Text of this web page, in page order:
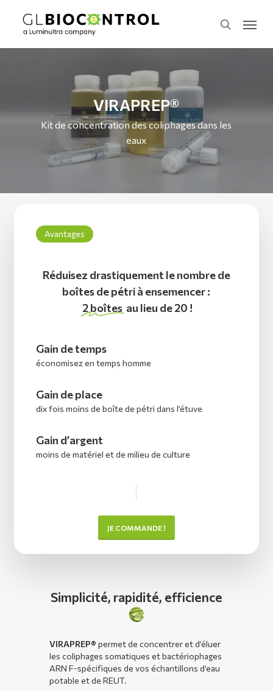
search
Menu
VIRAPREP®
Kit de concentration des coliphages dans les
eaux
Simplicité, rapidité, efficience
VIRAPREP® permet de concentrer et d’éluer
les coliphages somatiques et bactériophages
ARN F-spécifiques de vos échantillons d’eau
potable et de REUT.
Avantages
Réduisez drastiquement le nombre de
boîtes de pétri à ensemencer :
2 boîtes au lieu de 20 !
Gain de temps
économisez en temps homme
Gain de place
dix fois moins de boîte de pétri dans l’étuve
Gain d’argent
moins de matériel et de milieu de culture
JE COMMANDE !